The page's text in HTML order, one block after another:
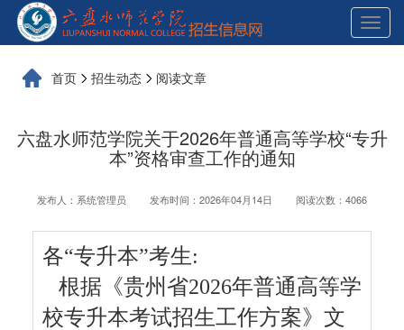
展
开
首页 招生动态 阅读文章
六盘水师范学院关于2026年普通高等学校“专升
本”资格审查工作的通知
发布人：系统管理员 发布时间：2026年04月14日 阅读次数：4066
各“专升本”考生:
根据《贵州省2026年普通高等学
校专升本考试招生工作方案》文